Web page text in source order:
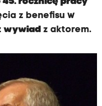
z benefisu w
wywiadz aktorem.